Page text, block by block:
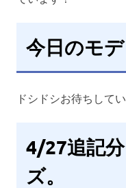
今日のモ
ドシドシお待ちして
4/27追記
ズ。